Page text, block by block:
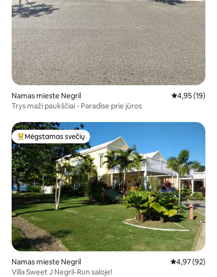
Namas mieste Negril Vidutinis
4,95 (19)
Trys maži paukščiai - Paradise prie jūros
Svečių mėgstamiausias
Mėgstamas svečių
Namas mieste Negril Vidutinis
4,97 (92)
Villa Sweet J Negril-Run saloje!